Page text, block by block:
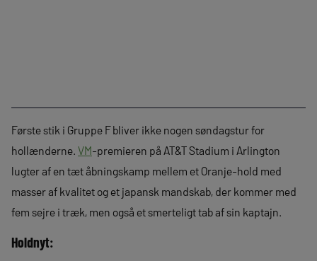
Første stik i Gruppe F bliver ikke nogen søndagstur for
hollænderne. VM-premieren på AT&T Stadium i Arlington
lugter af en tæt åbningskamp mellem et Oranje-hold med
masser af kvalitet og et japansk mandskab, der kommer med
fem sejre i træk, men også et smerteligt tab af sin kaptajn.
Holdnyt: